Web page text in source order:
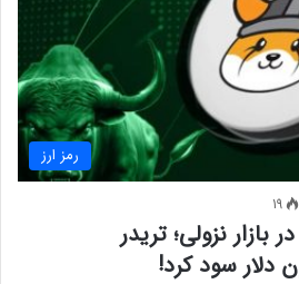
رمز ارز
19
نزولی؛ تریدر